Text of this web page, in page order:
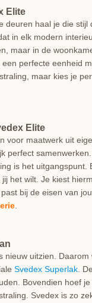
Elite
deuren haal je die stijl
in elk modern
maar in de
perfecte eenheid
maar kies je
Elite
voor maatwerk uit
perfect
is het uitgangspunt.
jij het wilt. Je kiest
bij de eisen van
uitzien. Daarom
Svedex Superlak .
Bovendien hoef
Svedex is zo